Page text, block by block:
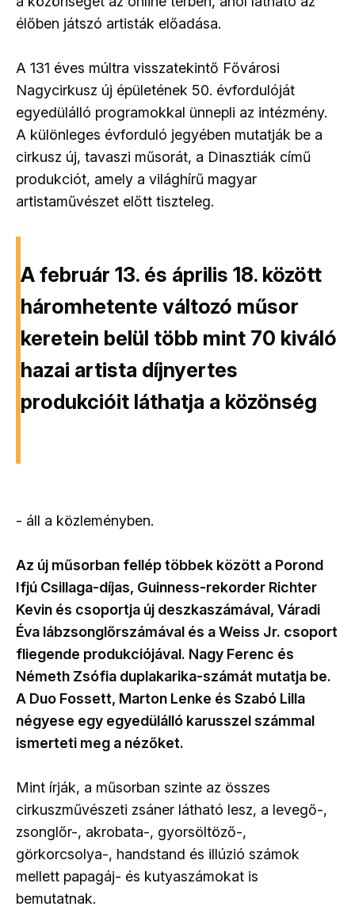
élőben játszó artisták előadása.
A 131 éves múltra visszatekintő Fővárosi
Nagycirkusz új épületének 50. évfordulóját
egyedülálló programokkal ünnepli az intézmény.
A különleges évforduló jegyében mutatják be a
cirkusz új, tavaszi műsorát, a Dinasztiák című
produkciót, amely a világhírű magyar
artistaművészet előtt tiszteleg.
A február 13. és április 18. között
háromhetente változó műsor
keretein belül több mint 70 kiváló
hazai artista díjnyertes
produkcióit láthatja a közönség
- áll a közleményben.
Az új műsorban fellép többek között a Porond
Ifjú Csillaga-díjas, Guinness-rekorder Richter
Kevin és csoportja új deszkaszámával, Váradi
Éva lábzsonglőrszámával és a Weiss Jr. csoport
fliegende produkciójával. Nagy Ferenc és
Németh Zsófia duplakarika-számát mutatja be.
A Duo Fossett, Marton Lenke és Szabó Lilla
négyese egy egyedülálló karusszel számmal
ismerteti meg a nézőket.
Mint írják, a műsorban szinte az összes
cirkuszművészeti zsáner látható lesz, a levegő-,
zsonglőr-, akrobata-, gyorsöltöző-,
görkorcsolya-, handstand és illúzió számok
mellett papagáj- és kutyaszámokat is
bemutatnak.